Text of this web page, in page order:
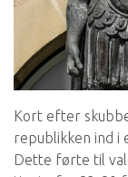
Kort efter
republikken ind i
Dette førte til